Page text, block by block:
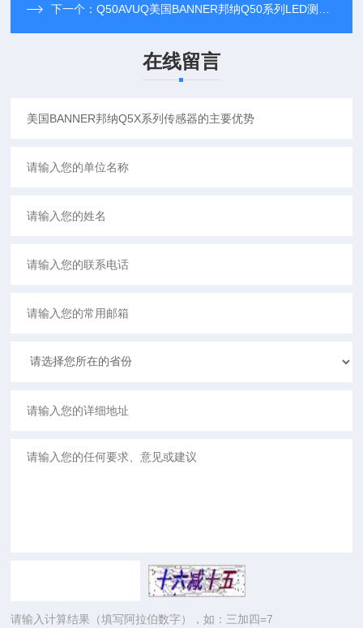
下一个：Q50AVUQ美国BANNER邦纳Q50系列LED测量传感器
在线留言
请输入计算结果（填写阿拉伯数字），如：三加四=7